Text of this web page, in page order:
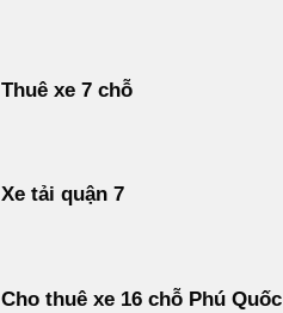
Thuê xe 7 chỗ
Xe tải quận 7
Cho thuê xe 16 chỗ Phú Quốc